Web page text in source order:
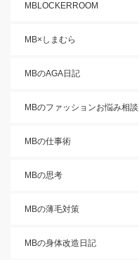
MBLOCKERROOM
MB×しまむら
MBのAGA日記
MBのファッションお悩み相
MBの仕事術
MBの思考
MBの薄毛対策
MBの身体改造日記